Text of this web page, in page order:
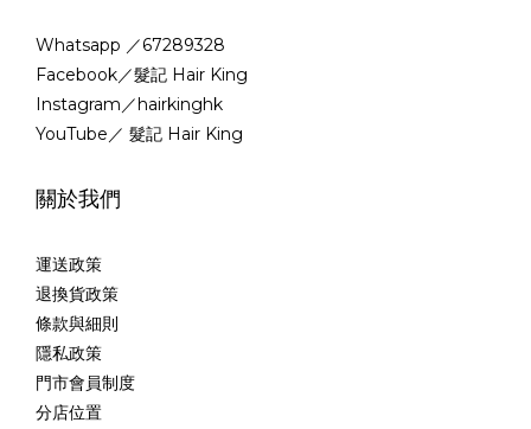
Whatsapp ／67289328
Facebook／髮記 Hair King
Instagram／hairkinghk
YouTube／ 髮記 Hair King
關於我們
運送政策
退換貨政策
條款與細則
隱私政策
門市會員制度
分店位置